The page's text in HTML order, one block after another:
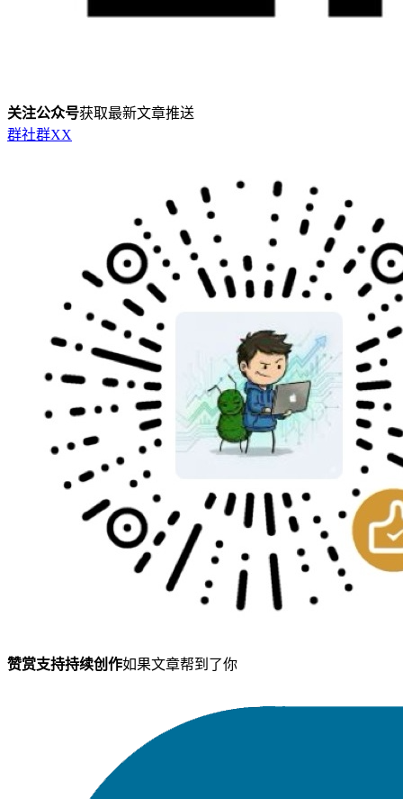
关注公众号获取最新文章推送
群社群XX
赞赏支持持续创作如果文章帮到了你